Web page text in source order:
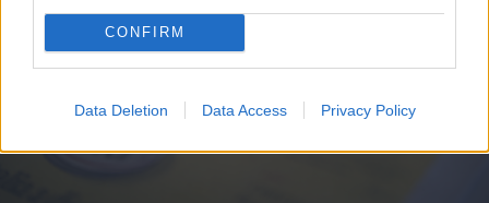
CONFIRM
Data Deletion Data Access Privacy Policy